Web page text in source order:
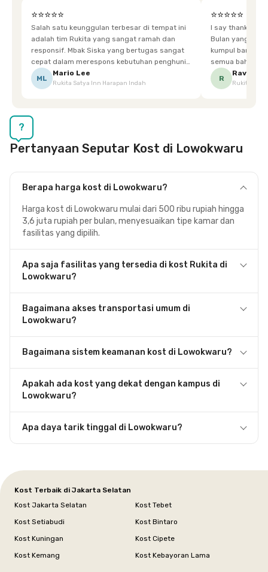
⭐⭐⭐⭐⭐
Salah satu keunggulan terbesar di tempat ini
adalah tim Rukita yang sangat ramah dan
responsif. Mbak Siska yang bertugas sangat
cepat dalam merespons kebutuhan penghuni.
Ketika saya meminta keset karena sempat
terpeleset, permintaan tersebut langsung
ML
Mario Lee
Rukita Satya Inn Harapan Indah
⭐⭐⭐⭐⭐
I say thankyou
Bulan yang super happy! banyak
kumpul bareng
semua bahagia
mgkn saran dari air aja & kebersihan lebih di
R
Ravena
Rukita
?
Pertanyaan Seputar Kost di Lowokwaru
Berapa harga kost di Lowokwaru?
Harga kost di Lowokwaru mulai dari 500 ribu rupiah hingga
3,6 juta rupiah per bulan, menyesuaikan tipe kamar dan
fasilitas yang dipilih.
Apa saja fasilitas yang tersedia di kost Rukita di
Lowokwaru?
Bagaimana akses transportasi umum di
Lowokwaru?
Bagaimana sistem keamanan kost di Lowokwaru?
Apakah ada kost yang dekat dengan kampus di
Lowokwaru?
Apa daya tarik tinggal di Lowokwaru?
Kost Terbaik di Jakarta Selatan
Kost Jakarta Selatan
Kost Tebet
Kost Setiabudi
Kost Bintaro
Kost Kuningan
Kost Cipete
Kost Kemang
Kost Kebayoran Lama